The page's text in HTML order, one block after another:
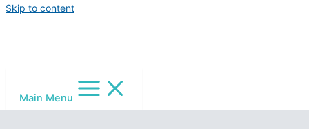
Skip to content
Main Menu